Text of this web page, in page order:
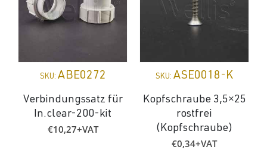
SKU: ABE0272
Verbindungssatz für
In.clear-200-kit
€10,27+VAT
SKU: ASE0018-K
Kopfschraube 3,5×25
rostfrei
(Kopfschraube)
€0,34+VAT